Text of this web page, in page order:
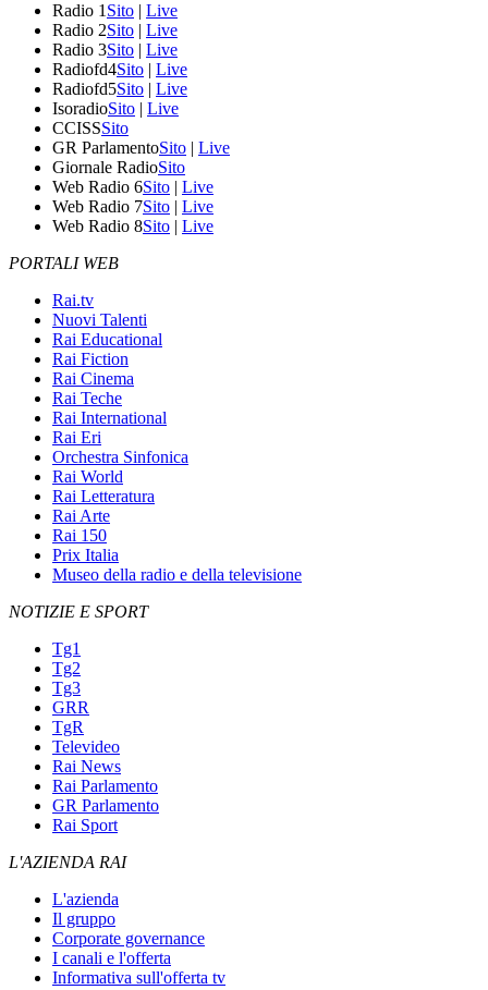
Radio 1 Sito | Live
Radio 2Sito | Live
Radio 3Sito | Live
Radiofd4Sito | Live
Radiofd5Sito | Live
IsoradioSito | Live
CCISSSito
GR ParlamentoSito | Live
Giornale RadioSito
Web Radio 6Sito | Live
Web Radio 7Sito | Live
Web Radio 8Sito | Live
PORTALI WEB
Rai.tv
Nuovi Talenti
Rai Educational
Rai Fiction
Rai Cinema
Rai Teche
Rai International
Rai Eri
Orchestra Sinfonica
Rai World
Rai Letteratura
Rai Arte
Rai 150
Prix Italia
Museo della radio e della televisione
NOTIZIE E SPORT
Tg1
Tg2
Tg3
GRR
TgR
Televideo
Rai News
Rai Parlamento
GR Parlamento
Rai Sport
L'AZIENDA RAI
L'azienda
Il gruppo
Corporate governance
I canali e l'offerta
Informativa sull'offerta tv